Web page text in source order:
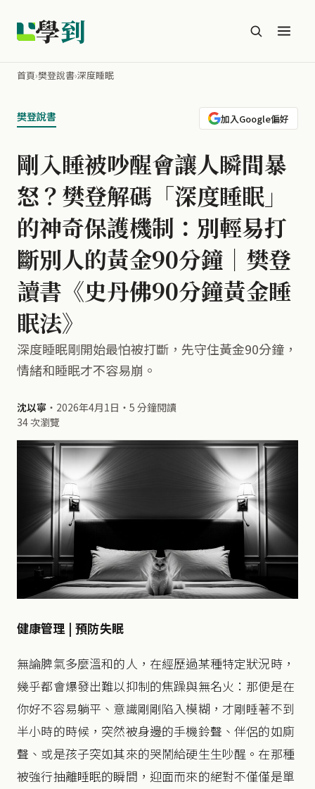
學到
首頁›樊登說書›深度睡眠
樊登說書 加入Google偏好
剛入睡被吵醒會讓人瞬間暴
怒？樊登解碼「深度睡眠」
的神奇保護機制：別輕易打
斷別人的黃金90分鐘｜樊登
讀書《史丹佛90分鐘黃金睡
眠法》
深度睡眠剛開始最怕被打斷，先守住黃金90分鐘，
情緒和睡眠才不容易崩。
沈以寧 ・ 2026年4月1日 ・ 5 分鐘閱讀
34 次瀏覽
健康管理 | 預防失眠
無論脾氣多麼溫和的人，在經歷過某種特定狀況時，
幾乎都會爆發出難以抑制的焦躁與無名火：那便是在
你好不容易躺平、意識剛剛陷入模糊，才剛睡著不到
半小時的時候，突然被身邊的手機鈴聲、伴侶的如廁
聲、或是孩子突如其來的哭鬧給硬生生吵醒。在那種
被強行抽離睡眠的瞬間，迎面而來的絕對不僅僅是單